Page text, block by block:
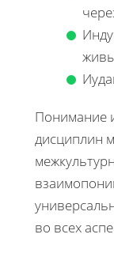
Понимание
дисциплин
во всех